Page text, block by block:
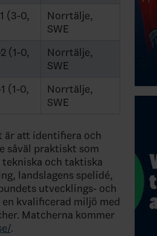
(3-0,
Norrtälje,
SWE
(1-0,
Norrtälje,
SWE
(1-0,
Norrtälje,
SWE
är att identifiera och
såväl praktiskt som
och taktiska
landslagens spelidé,
utvecklings- och
kvalificerad miljö med
Matcherna kommer
.